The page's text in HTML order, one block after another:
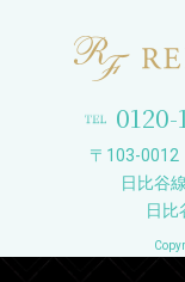
〒103-
日比谷
日比